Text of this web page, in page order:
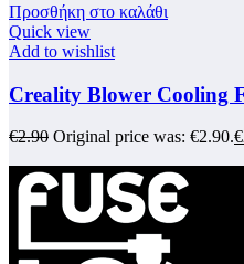
Προσθήκη στο καλάθι
Quick view
Add to wishlist
Creality Blower Cooling
€2.90 Original price was: €2.90.€